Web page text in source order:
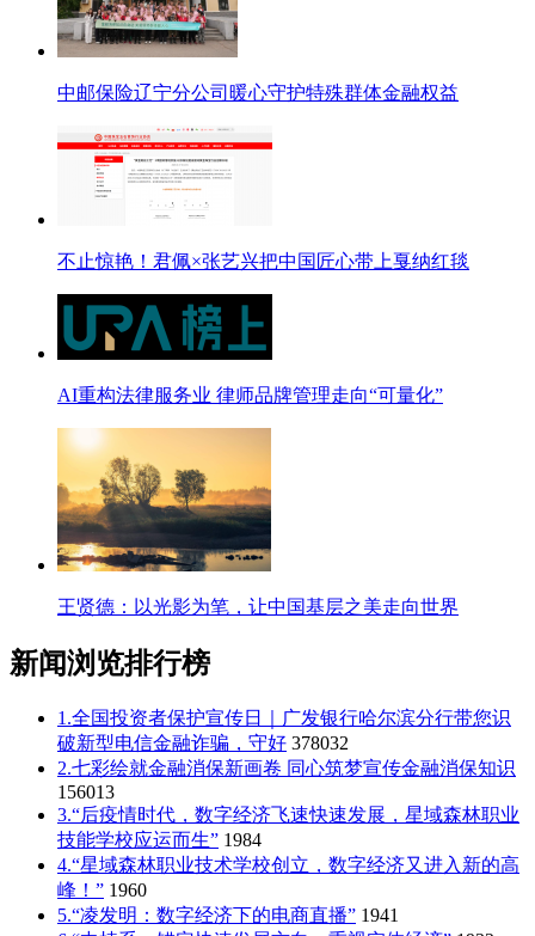
中邮保险辽宁分公司暖心守护特殊群体金融权益
不止惊艳！君佩×张艺兴把中国匠心带上戛纳红毯
AI重构法律服务业 律师品牌管理走向“可量化”
王贤德：以光影为笔，让中国基层之美走向世界
新闻浏览排行榜
1.全国投资者保护宣传日｜广发银行哈尔滨分行带您识
破新型电信金融诈骗，守好 378032
2.七彩绘就金融消保新画卷 同心筑梦宣传金融消保知识
156013
3.“后疫情时代，数字经济飞速快速发展，星域森林职业
技能学校应运而生” 1984
4.“星域森林职业技术学校创立，数字经济又进入新的高
峰！” 1960
5.“凌发明：数字经济下的电商直播” 1941